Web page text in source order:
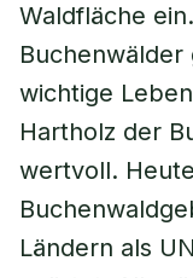
Waldfläche
Buchenwälder
wichtige
Hartholz der
wertvoll.
Ländern als